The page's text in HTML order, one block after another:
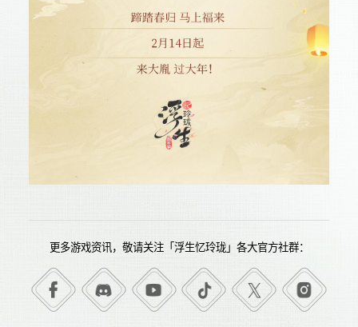
更多游戏资讯，敬请关注「浮生忆玲珑」各大官方社群：